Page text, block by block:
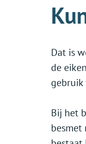
Dat is
de
gebruik
Bij het
besmet